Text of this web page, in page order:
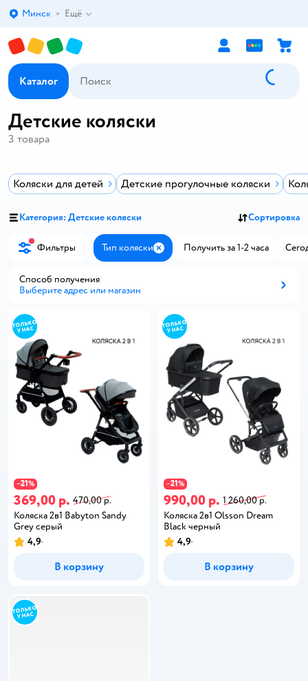
Выбор адреса доставки.
Минск Ещё
Каталог
Детские коляски
3 товара
Коляски для детей Детские прогулочные коляски
Категория: Детские коляски Сортировка
Фильтры Тип коляски ЗакрытьПолучить за 1-2 часа
Способ получения
Выберите адрес или магазин
−21%
369,00 р. 470,00 р.
Коляска 2в1 Babyton Sandy
Grey серый
4,9
В корзину
−21%
990,00 р. 1 260,00 р.
Коляска 2в1 Olsson Dream
Black черный
4,9
В корзину